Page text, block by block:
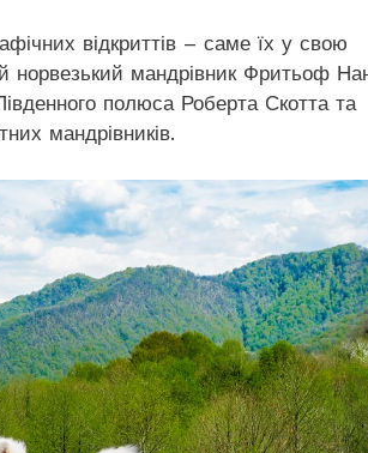
відкриттів – саме їх у свою
норвезький мандрівник Фритьоф
полюса Роберта Скотта та
мандрівників.